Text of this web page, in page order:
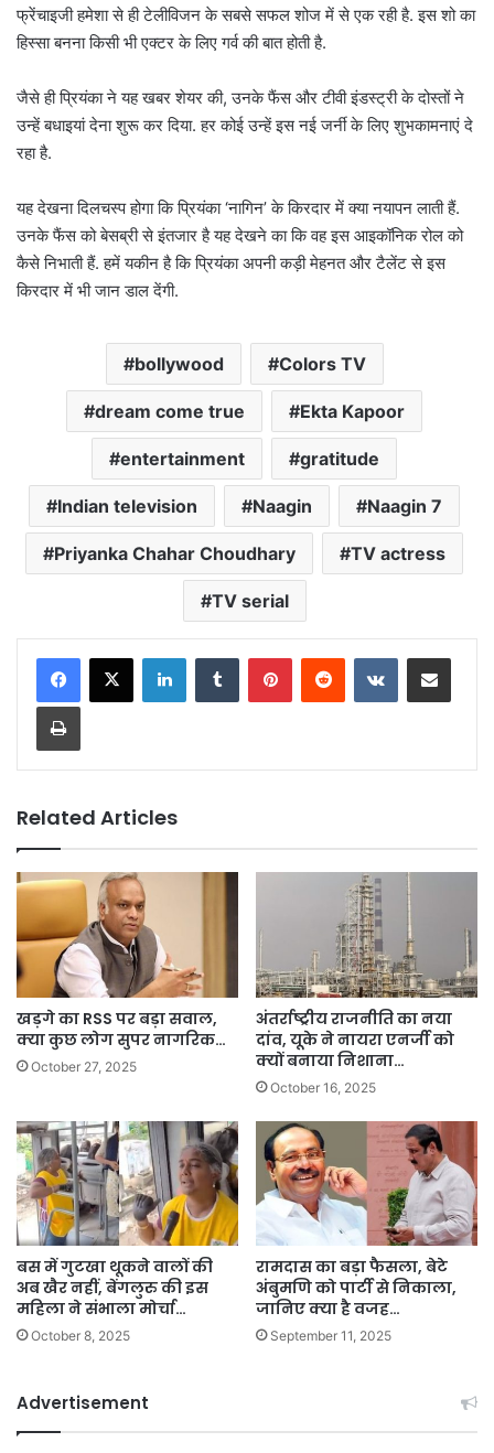
फ्रेंचाइजी हमेशा से ही टेलीविजन के सबसे सफल शोज में से एक रही है. इस शो का
हिस्सा बनना किसी भी एक्टर के लिए गर्व की बात होती है.
जैसे ही प्रियंका ने यह खबर शेयर की, उनके फैंस और टीवी इंडस्ट्री के दोस्तों ने
उन्हें बधाइयां देना शुरू कर दिया. हर कोई उन्हें इस नई जर्नी के लिए शुभकामनाएं दे
रहा है.
यह देखना दिलचस्प होगा कि प्रियंका ‘नागिन’ के किरदार में क्या नयापन लाती हैं.
उनके फैंस को बेसब्री से इंतजार है यह देखने का कि वह इस आइकॉनिक रोल को
कैसे निभाती हैं. हमें यकीन है कि प्रियंका अपनी कड़ी मेहनत और टैलेंट से इस
किरदार में भी जान डाल देंगी.
bollywood Colors TV
dream come true Ekta Kapoor
entertainment gratitude
Indian television Naagin Naagin 7
Priyanka Chahar Choudhary TV actress
TV serial
LinkedInTumblr PinterestReddit VKontakteShare via Email
Print
Related Articles
खड़गे का RSS पर बड़ा सवाल,
क्या कुछ लोग सुपर नागरिक…
October 27, 2025
अंतर्राष्ट्रीय राजनीति का नया
दांव, यूके ने नायरा एनर्जी को
क्यों बनाया निशाना…
October 16, 2025
बस में गुटखा थूकने वालों की
अब खैर नहीं, बेंगलुरु की इस
महिला ने संभाला मोर्चा…
October 8, 2025
रामदास का बड़ा फैसला, बेटे
अंबुमणि को पार्टी से निकाला,
जानिए क्या है वजह…
September 11, 2025
Advertisement